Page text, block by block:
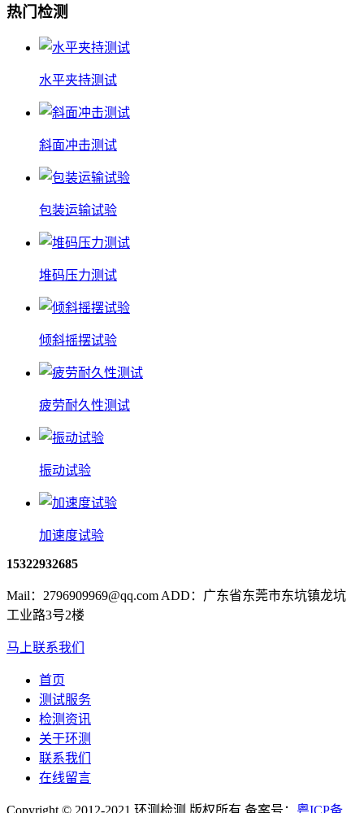
热门检测
水平夹持测试
斜面冲击测试
包装运输试验
堆码压力测试
倾斜摇摆试验
疲劳耐久性测试
振动试验
加速度试验
15322932685
Mail：2796909969@qq.com ADD：广东省东莞市东坑镇龙坑
工业路3号2楼
马上联系我们
首页
测试服务
检测资讯
关于环测
联系我们
在线留言